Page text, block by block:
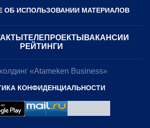
ОБ ИСПОЛЬЗОВАНИИ МАТЕРИАЛОВ
ТЕЛЕПРОЕКТЫ ВАКАНСИИ
РЕЙТИНГИ
«Atameken Business»
КОНФИДЕНЦИАЛЬНОСТИ